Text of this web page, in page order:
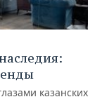
казанских